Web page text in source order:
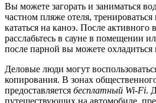
Вы можете загорать и заниматься
частном пляже отеля,
кататься на каноэ. После активного
расслабьтесь в сауне в помещении
после парной вы можете охладиться
Деловые люди могут
копирования. В зонах
предоставляется бесплатный Wi-Fi.
путешествующих на автомобиле,